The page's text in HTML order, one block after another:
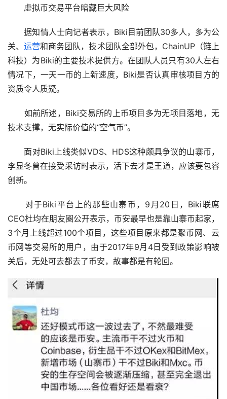
虚拟币交易平台暗藏巨大风险
据知情人士向记者表示，Biki目前团队30多人，多为公
关、运营和商务团队，技术团队全部外包，ChainUP（链上
科技）为Biki的主要技术提供方。在团队人员只有30人左右
情况下，一天一币的上新速度，Biki是否认真审核项目方的
资质令人质疑。
如前所述，Biki交易所的上币项目多为无项目落地，无
技术支撑，无实际价值的“空气币”。
面对Biki上线类似VDS、HDS这种颇具争议的山寨币，
李显冬曾在接受采访时表示，活下去才是王道，应该要包容
创新。
对于Biki平台上的那些山寨币，9月20日，Biki联席
CEO杜均在朋友圈公开表示，币安最早也是靠山寨币起家，
3个月上线超过100个项目，这些项目原来都是聚币网、云
币网等交易所的用户，由于2017年9月4日受到政策影响被
关后，无处可去都去了币安，故事都是有轮回。